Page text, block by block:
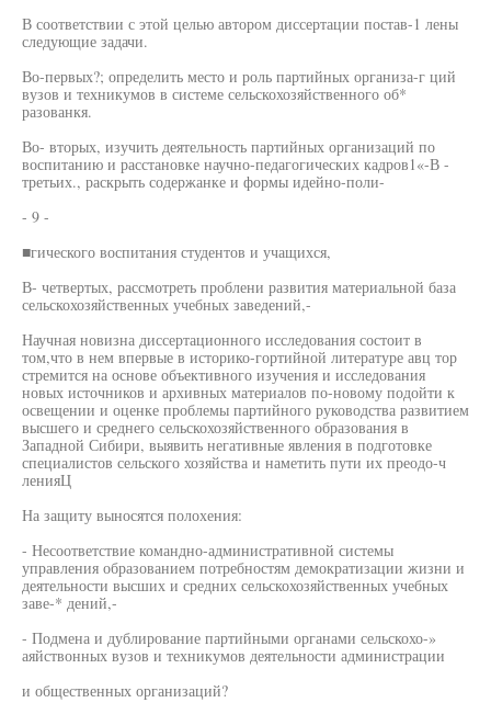
В соответствии с этой целью автором диссертации постав-1 лены
следующие задачи.
Во-первых?; определить место и роль партийных организа-г ций
вузов и техникумов в системе сельскохозяйственного об*
разованкя.
Во- вторых, изучить деятельность партийных организаций по
воспитанию и расстановке научно-педагогических кадров1«-В -
третьих., раскрыть содержанке и формы идейно-поли-
- 9 -
■гического воспитания студентов и учащихся,
В- четвертых, рассмотреть проблени развития материальной база
сельскохозяйственных учебных заведений,-
Научная новизна диссертационного исследования состоит в
том,что в нем впервые в историко-гортийной литературе авц тор
стремится на основе объективного изучения и исследования
новых источников и архивных материалов по-новому подойти к
освещении и оценке проблемы партийного руководства развитием
высшего и среднего сельскохозяйственного образования в
Западной Сибири, выявить негативные явления в подготовке
специалистов сельского хозяйства и наметить пути их преодо-ч
ленияЦ
На защиту выносятся полохения:
- Несоответствие командно-административной системы
управления образованием потребностям демократизации жизни и
деятельности высших и средних сельскохозяйственных учебных
заве-* дений,-
- Подмена и дублирование партийными органами сельскохо-»
аяйствонных вузов и техникумов деятельности администрации
и общественных организаций?